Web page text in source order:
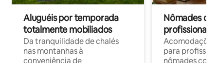
Aluguéis por temporada
totalmente mobiliados
Da tranquilidade de chalés
nas montanhas à
conveniência de
Nômades
profissionais
para
nômades com